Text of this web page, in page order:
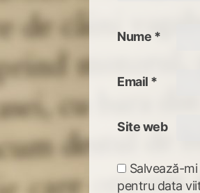
Nume *
Email *
Site web
Salvează-
pentru data